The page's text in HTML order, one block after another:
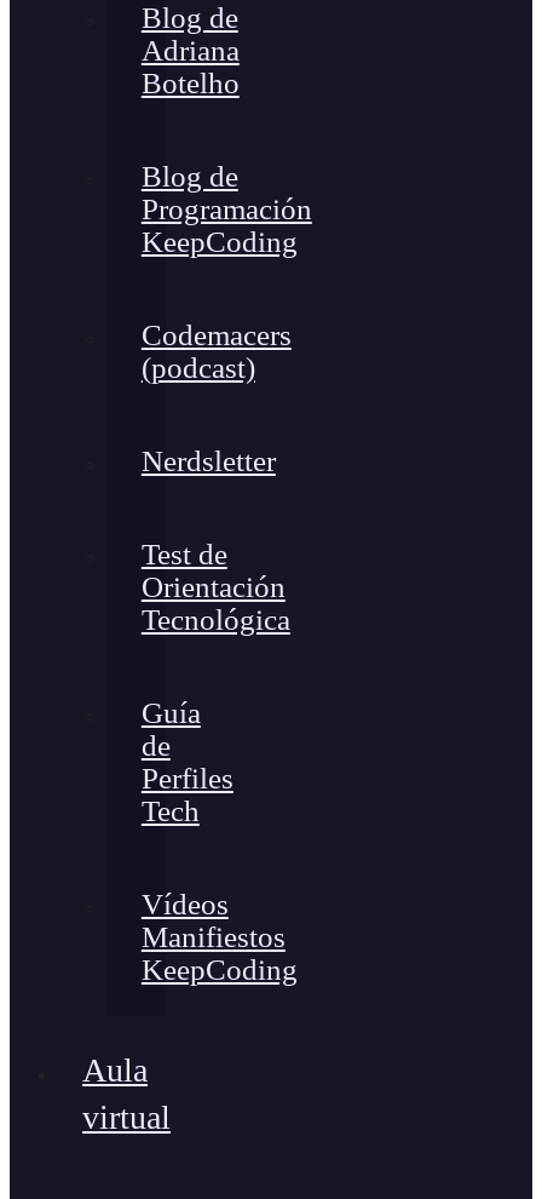
Blog de
Adriana
Botelho
Blog de
Programación
KeepCoding
Codemacers
(podcast)
Nerdsletter
Test de
Orientación
Tecnológica
Guía
de
Perfiles
Tech
Vídeos
Manifiestos
KeepCoding
Aula
virtual